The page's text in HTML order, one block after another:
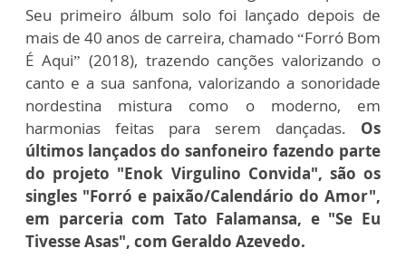
Seu primeiro álbum solo foi lançado depois de
mais de 40 anos de carreira, chamado “Forró Bom
É Aqui” (2018), trazendo canções valorizando o
canto e a sua sanfona, valorizando a sonoridade
nordestina mistura como o moderno, em
harmonias feitas para serem dançadas. Os
últimos lançados do sanfoneiro fazendo parte
do projeto "Enok Virgulino Convida", são os
singles "Forró e paixão/Calendário do Amor",
em parceria com Tato Falamansa, e "Se Eu
Tivesse Asas", com Geraldo Azevedo.